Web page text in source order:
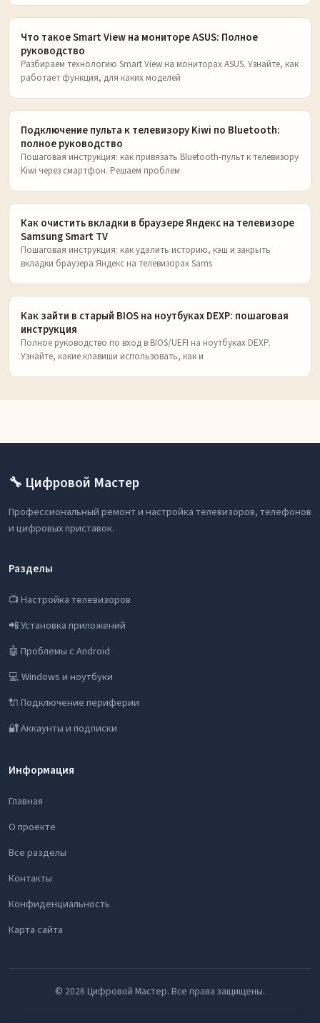
Что такое Smart View на мониторе ASUS: Полное
руководство
Разбираем технологию Smart View на мониторах ASUS. Узнайте, как
работает функция, для каких моделей
Подключение пульта к телевизору Kiwi по Bluetooth:
полное руководство
Пошаговая инструкция: как привязать Bluetooth-пульт к телевизору
Kiwi через смартфон. Решаем проблем
Как очистить вкладки в браузере Яндекс на телевизоре
Samsung Smart TV
Пошаговая инструкция: как удалить историю, кэш и закрыть
вкладки браузера Яндекс на телевизорах Sams
Как зайти в старый BIOS на ноутбуках DEXP: пошаговая
инструкция
Полное руководство по вход в BIOS/UEFI на ноутбуках DEXP.
Узнайте, какие клавиши использовать, как и
🔧 Цифровой Мастер
Профессиональный ремонт и настройка телевизоров, телефонов
и цифровых приставок.
Разделы
📺 Настройка телевизоров
📲 Установка приложений
🤖 Проблемы с Android
💻 Windows и ноутбуки
🔌 Подключение периферии
🔐 Аккаунты и подписки
Информация
Главная
О проекте
Все разделы
Контакты
Конфиденциальность
Карта сайта
© 2026 Цифровой Мастер. Все права защищены.